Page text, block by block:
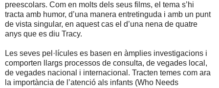
preescolars. Com en molts dels seus films, el tema s’hi
tracta amb humor, d’una manera entretinguda i amb un punt
de vista singular, en aquest cas el d’una nena de quatre
anys que es diu Tracy.
Les seves pel·lícules es basen en àmplies investigacions i
comporten llargs processos de consulta, de vegades local,
de vegades nacional i internacional. Tracten temes com ara
la importància de l’atenció als infants (Who Needs